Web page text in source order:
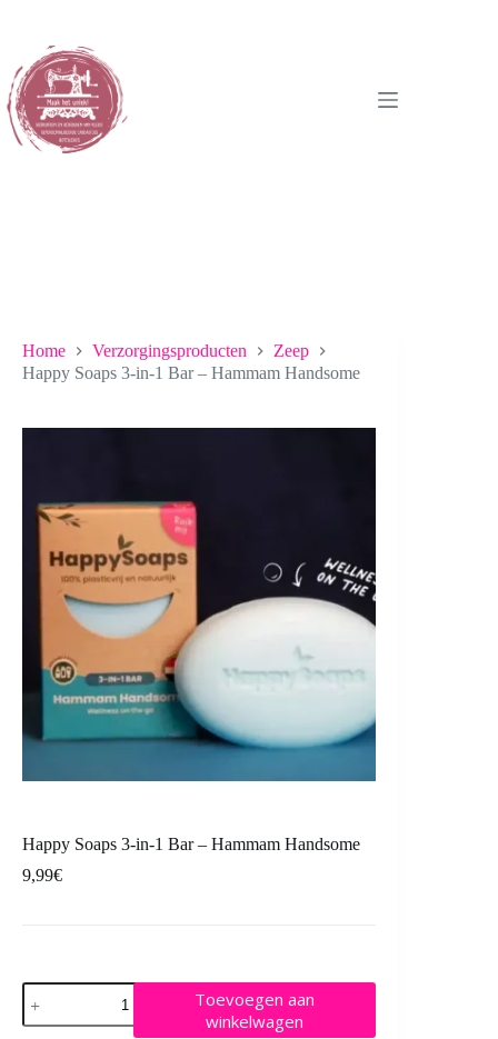
inhoud
Home Verzorgingsproducten
Zeep
Happy Soaps 3-in-1 Bar – Hammam Handsome
Happy Soaps 3-in-1 Bar – Hammam Handsome
9,99€
Happy
Soaps
3-
Toevoegen aan
winkelwagen